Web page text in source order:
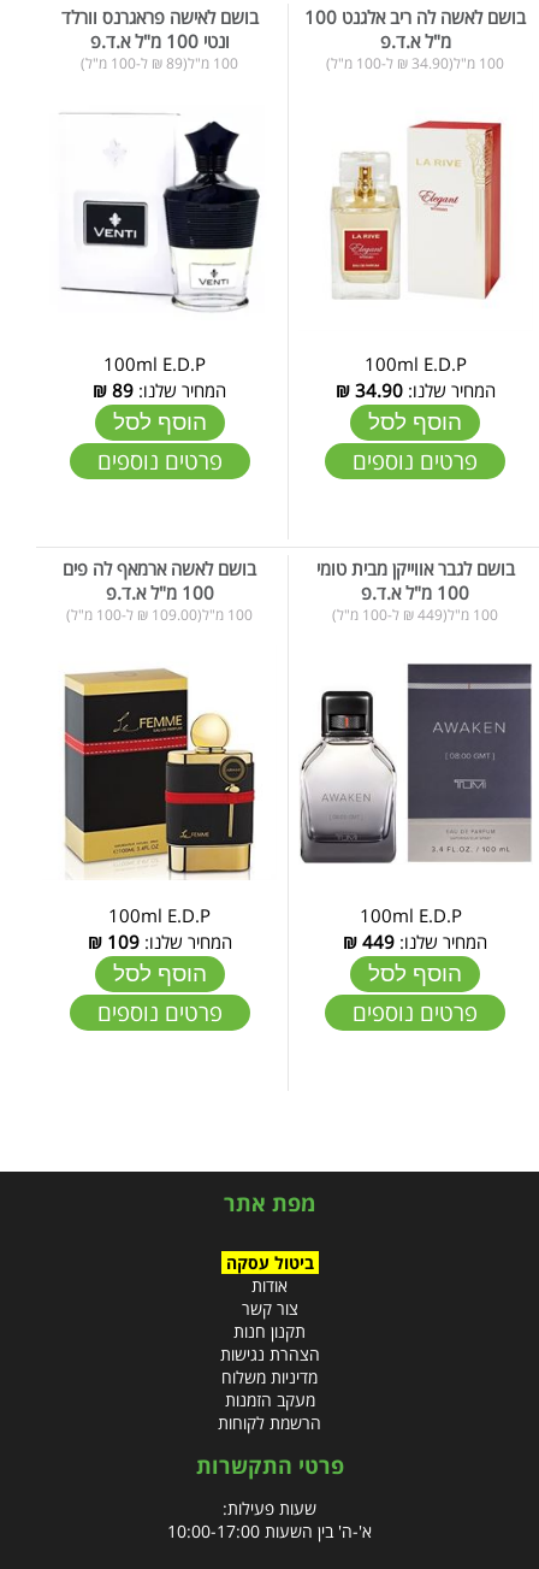
בושם לאשה לה ריב אלגנט 100
מ"ל א.ד.פ
100 מ"ל(34.90 ₪ ל-100 מ"ל)
100ml E.D.P
המחיר שלנו:34.90
₪
הוסף לסל
פרטים נוספים
בושם לאישה פראגרנס וורלד
ונטי 100 מ"ל א.ד.פ
100 מ"ל(89 ₪ ל-100 מ"ל)
המחיר שלנו: 89
₪
הוסף לסל
פרטים נוספים
בושם לגבר אווייקן מבית טומי
100 מ"ל א.ד.פ
100 מ"ל(449 ₪ ל-100 מ"ל)
100ml E.D.P
המחיר שלנו: 449
₪
הוסף לסל
פרטים נוספים
בושם לאשה ארמאף לה פים
100 מ"ל א.ד.פ
100 מ"ל(109.00 ₪ ל-100 מ"ל)
100ml E.D.P
המחיר שלנו:109
₪
הוסף לסל
פרטים נוספים
מפת אתר
ביטול עסקה
אודות
צור קשר
תקנון חנות
הצהרת נגישות
מדיניות משלוח
מעקב הזמנות
הרשמת לקוחות
פרטי התקשרות
שעות פעילות:
א'-ה' בין השעות 10:00-17:00